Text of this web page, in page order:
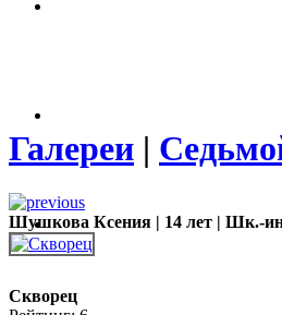
Галереи |
Шушкова Ксения | 14 лет | Шк.-
Скворец